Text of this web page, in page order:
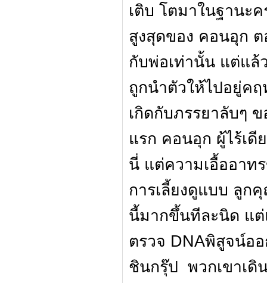
เติบ โตมาในฐานะ
สูงสุดของ คอนอุก
กับพ่อเท่านั้น แต่แล้
ถูกนำตัวให้ไปอยู่ค
เกิดกับภรรยาลับๆ
แรก คอนอุก ผู้ไร้เดี
นี่ แต่ความเอื้ออาท
การเลี้ยงดูแบบ ลูก
นี้มากขึ้นทีละนิด แต่
ตรวจ DNAพิสูจน์อ
ชินกรุ๊ป พวกเขาเดิ